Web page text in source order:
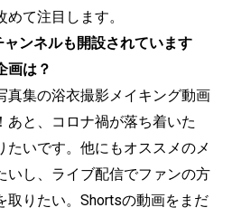
て注目します。
ンネルも開設されています
画は？
集の浴衣撮影メイキング動画
あと、コロナ禍が落ち着いた
たいです。他にもオススメのメ
いし、ライブ配信でファンの方
取りたい。Shortsの動画をまだ